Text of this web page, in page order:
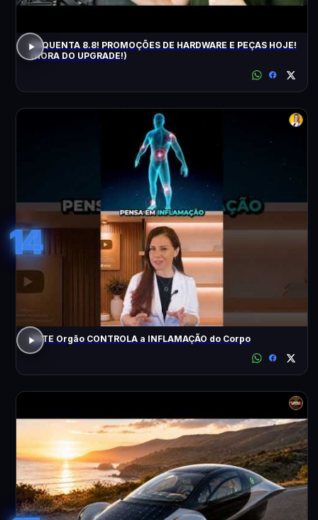
ESQUENTA 8.8! PROMOÇÕES DE HARDWARE E PEÇAS HOJE!
(HORA DO UPGRADE!)
14
ESTE Orgão CONTROLA a INFLAMAÇÃO do Corpo